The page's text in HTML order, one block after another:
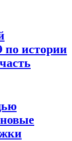
по истории